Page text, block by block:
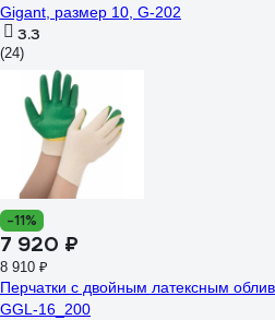
Gigant, размер 10, G-202
3.3
(24)
-11%
7 920 ₽
8 910 ₽
Перчатки с двойным латексным
GGL-16_200